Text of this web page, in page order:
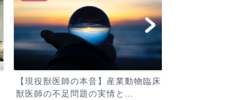
【現役獣医師の本音】産業動物臨床
獣医師の不足問題の実情と...